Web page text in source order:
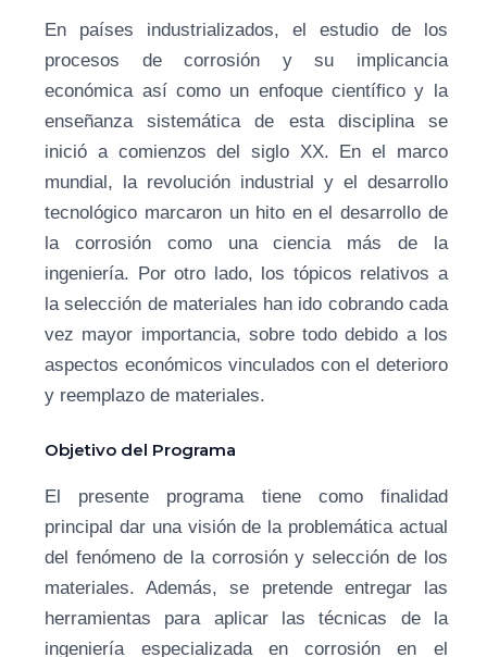
En países industrializados, el estudio de los
procesos de corrosión y su implicancia
económica así como un enfoque científico y la
enseñanza sistemática de esta disciplina se
inició a comienzos del siglo XX. En el marco
mundial, la revolución industrial y el desarrollo
tecnológico marcaron un hito en el desarrollo de
la corrosión como una ciencia más de la
ingeniería. Por otro lado, los tópicos relativos a
la selección de materiales han ido cobrando cada
vez mayor importancia, sobre todo debido a los
aspectos económicos vinculados con el deterioro
y reemplazo de materiales.
Objetivo del Programa
El presente programa tiene como finalidad
principal dar una visión de la problemática actual
del fenómeno de la corrosión y selección de los
materiales. Además, se pretende entregar las
herramientas para aplicar las técnicas de la
ingeniería especializada en corrosión en el